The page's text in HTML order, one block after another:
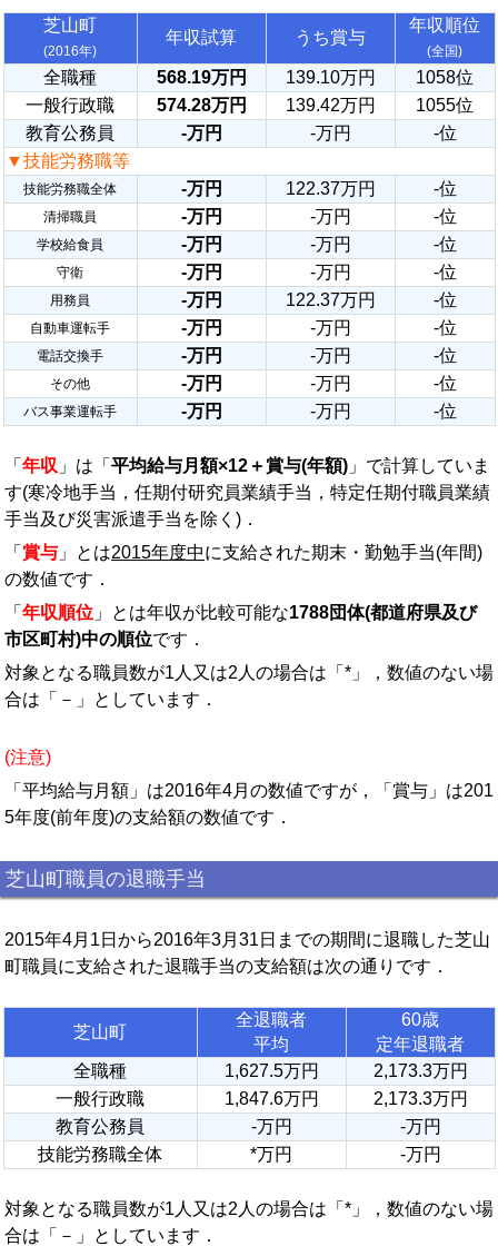
芝山町
(2016年)
年収試算 うち賞与
年収順位
(全国)
全職種 568.19万円 139.10万円
1058位
一般行政職
574.28万円 139.42万円
1055位
教育公務員
-万円 -万円
-位
▼技能労務職等
技能労務職全体 -万円 122.37万円 -位
清掃職員 -万円 -万円 -位
学校給食員 -万円 -万円 -位
守衛 -万円 -万円 -位
用務員 -万円 122.37万円 -位
自動車運転手 -万円 -万円 -位
電話交換手 -万円 -万円 -位
その他 -万円 -万円 -位
バス事業運転手 -万円 -万円 -位
「 年収 」は「 平均給与月額×12＋賞与(年額) 」で計算していま
す(寒冷地手当，任期付研究員業績手当，特定任期付職員業績
手当及び災害派遣手当を除く)．
「 賞与 」とは2015年度中に支給された期末・勤勉手当(年間)
の数値です．
「 年収順位 」とは年収が比較可能な1788団体(都道府県及び
市区町村)中の順位です．
対象となる職員数が1人又は2人の場合は「*」，数値のない場
合は「－」としています．
(注意)
「平均給与月額」は2016年4月の数値ですが，「賞与」は201
5年度(前年度)の支給額の数値です．
芝山町職員の退職手当
2015年4月1日から2016年3月31日までの期間に退職した芝山
町職員に支給された退職手当の支給額は次の通りです．
芝山町
全退職者
平均
60歳
定年退職者
全職種
1,627.5万円
2,173.3万円
一般行政職
1,847.6万円
2,173.3万円
教育公務員
-万円
-万円
技能労務職全体
*万円 -万円
対象となる職員数が1人又は2人の場合は「*」，数値のない場
合は「－」としています．